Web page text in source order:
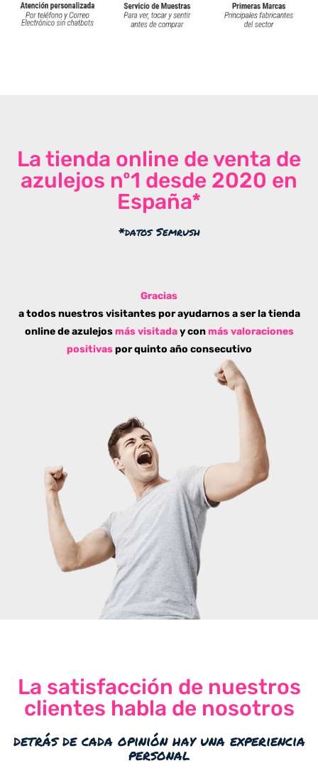
La tienda online de venta de
azulejos nº1 desde 2020 en
España*
*datos Semrush
Gracias
a todos nuestros visitantes por ayudarnos a ser la tienda
online de azulejos más visitaday conmás valoraciones
positivaspor quinto año consecutivo
La satisfacción de nuestros
clientes habla de nosotros
detrás de cada opinión hay una experiencia
personal